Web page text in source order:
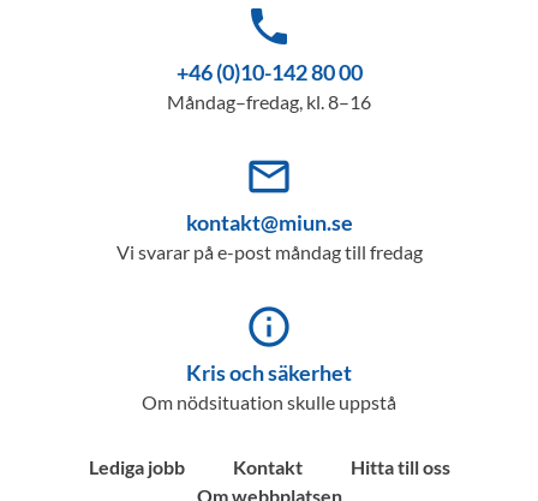
phone
+46 (0)10-142 80 00
Måndag–fredag, kl. 8–16
mail_outline
kontakt@miun.se
Vi svarar på e-post måndag till fredag
info_outline
Kris och säkerhet
Om nödsituation skulle uppstå
Lediga jobb Kontakt
Hitta till oss
Om webbplatsen